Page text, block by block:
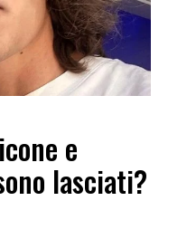
e
lasciati?